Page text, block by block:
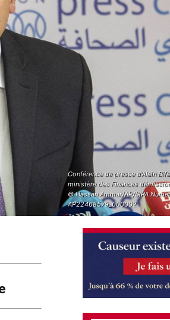
Conférence de presse d'Alain
ministère des Finances
© Hassan Ammar/AP/SIPA
AP22468579_000002